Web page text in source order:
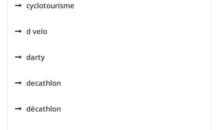
cyclotourisme
d velo
darty
decathlon
décathlon